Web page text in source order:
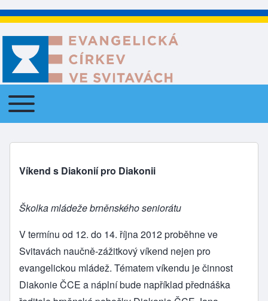
Main navigation
Toggle main menu
Víkend s Diakonií pro Diakonii
Školka mládeže brněnského seniorátu
V termínu od 12. do 14. října 2012 proběhneve
Svitavách naučně-zážitkový víkend nejen pro
evangelickou mládež. Tématem víkendu je činnost
Diakonie ČCE a náplní bude například přednáška